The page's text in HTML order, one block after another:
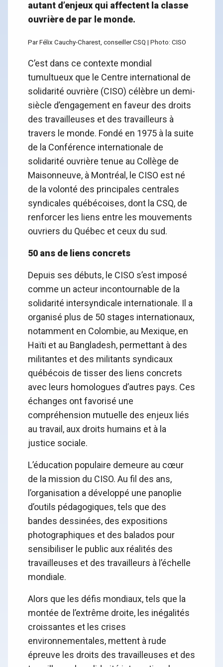
autant d’enjeux qui affectent la classe
ouvrière de par le monde.
Par Félix Cauchy-Charest, conseiller CSQ | Photo: CISO
C’est dans ce contexte mondial
tumultueux que le Centre international de
solidarité ouvrière (CISO) célèbre un demi-
siècle d’engagement en faveur des droits
des travailleuses et des travailleurs à
travers le monde. Fondé en 1975 à la suite
de la Conférence internationale de
solidarité ouvrière tenue au Collège de
Maisonneuve, à Montréal, le CISO est né
de la volonté des principales centrales
syndicales québécoises, dont la CSQ, de
renforcer les liens entre les mouvements
ouvriers du Québec et ceux du sud.
50 ans de liens concrets
Depuis ses débuts, le CISO s’est imposé
comme un acteur incontournable de la
solidarité intersyndicale internationale. Il a
organisé plus de 50 stages internationaux,
notamment en Colombie, au Mexique, en
Haïti et au Bangladesh, permettant à des
militantes et des militants syndicaux
québécois de tisser des liens concrets
avec leurs homologues d’autres pays. Ces
échanges ont favorisé une
compréhension mutuelle des enjeux liés
au travail, aux droits humains et à la
justice sociale.
L’éducation populaire demeure au cœur
de la mission du CISO. Au fil des ans,
l’organisation a développé une panoplie
d’outils pédagogiques, tels que des
bandes dessinées, des expositions
photographiques et des balados pour
sensibiliser le public aux réalités des
travailleuses et des travailleurs à l’échelle
mondiale.
Alors que les défis mondiaux, tels que la
montée de l’extrême droite, les inégalités
croissantes et les crises
environnementales, mettent à rude
épreuve les droits des travailleuses et des